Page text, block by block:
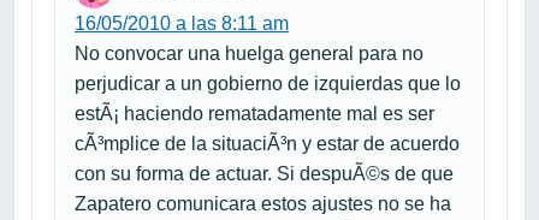
16/05/2010 a las 8:11 am
No convocar una huelga general para no
perjudicar a un gobierno de izquierdas que lo
estÃ¡ haciendo rematadamente mal es ser
cÃ³mplice de la situaciÃ³n y estar de acuerdo
con su forma de actuar. Si despuÃ©s de que
Zapatero comunicara estos ajustes no se ha